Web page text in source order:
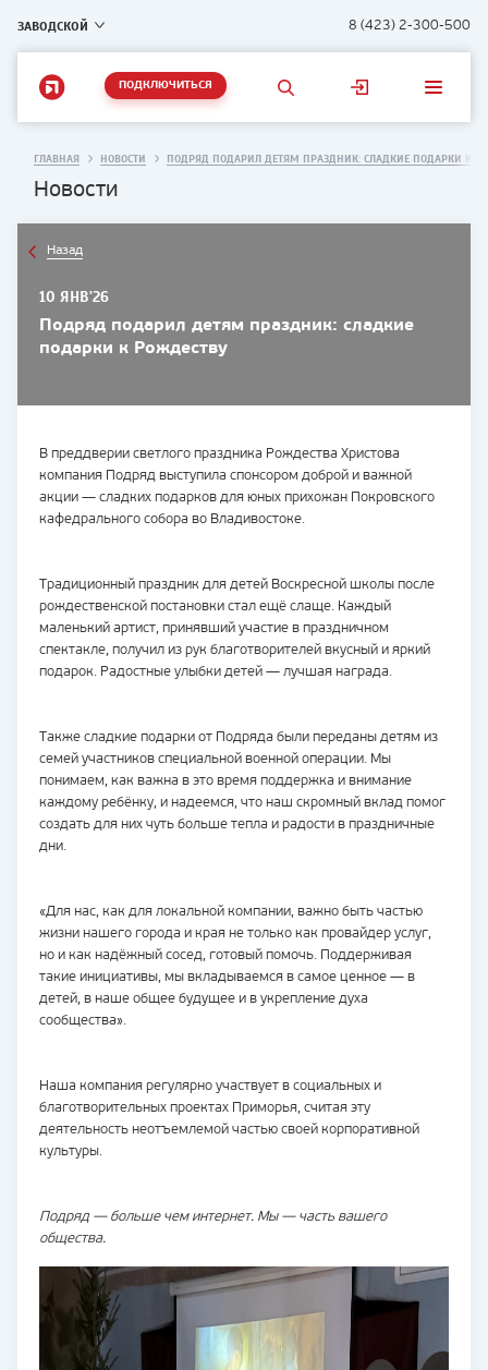
ЗАВОДСКОЙ 8 (423) 2-300-500
ПОДКЛЮЧИТЬСЯ
ГЛАВНАЯ НОВОСТИ ПОДРЯД ПОДАРИЛ ДЕТЯМ ПРАЗДНИК: СЛАДКИЕ ПОДАРКИ К
Новости
Назад
10 ЯНВ'26
Подряд подарил детям праздник: сладкие
подарки к Рождеству
В преддверии светлого праздника Рождества Христова
компания Подряд выступила спонсором доброй и важной
акции — сладких подарков для юных прихожан Покровского
кафедрального собора во Владивостоке.
Традиционный праздник для детей Воскресной школы после
рождественской постановки стал ещё слаще. Каждый
маленький артист, принявший участие в праздничном
спектакле, получил из рук благотворителей вкусный и яркий
подарок. Радостные улыбки детей — лучшая награда.
Также сладкие подарки от Подряда были переданы детям из
семей участников специальной военной операции. Мы
понимаем, как важна в это время поддержка и внимание
каждому ребёнку, и надеемся, что наш скромный вклад помог
создать для них чуть больше тепла и радости в праздничные
дни.
«Для нас, как для локальной компании, важно быть частью
жизни нашего города и края не только как провайдер услуг,
но и как надёжный сосед, готовый помочь. Поддерживая
такие инициативы, мы вкладываемся в самое ценное — в
детей, в наше общее будущее и в укрепление духа
сообщества».
Наша компания регулярно участвует в социальных и
благотворительных проектах Приморья, считая эту
деятельность неотъемлемой частью своей корпоративной
культуры.
Подряд — больше чем интернет. Мы — часть вашего
общества.